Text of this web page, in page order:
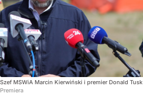
Szef MSWiA Marcin Kierwiński i premier Donald Tusk
Premiera